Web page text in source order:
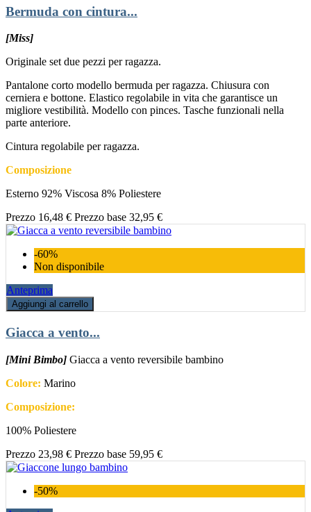
Bermuda con cintura...
[Miss]
Originale set due pezzi per ragazza.
Pantalone corto modello bermuda per ragazza. Chiusura con
cerniera e bottone. Elastico regolabile in vita che garantisce un
migliore vestibilità. Modello con pinces. Tasche funzionali nella
parte anteriore.
Cintura regolabile per ragazza.
Composizione
Esterno 92% Viscosa 8% Poliestere
Prezzo 16,48 € Prezzo base 32,95 €
-60%
Non disponibile
Anteprima
Aggiungi al carrello
Giacca a vento...
[Mini Bimbo] Giacca a vento reversibile bambino
Colore: Marino
Composizione:
100% Poliestere
Prezzo 23,98 € Prezzo base 59,95 €
-50%